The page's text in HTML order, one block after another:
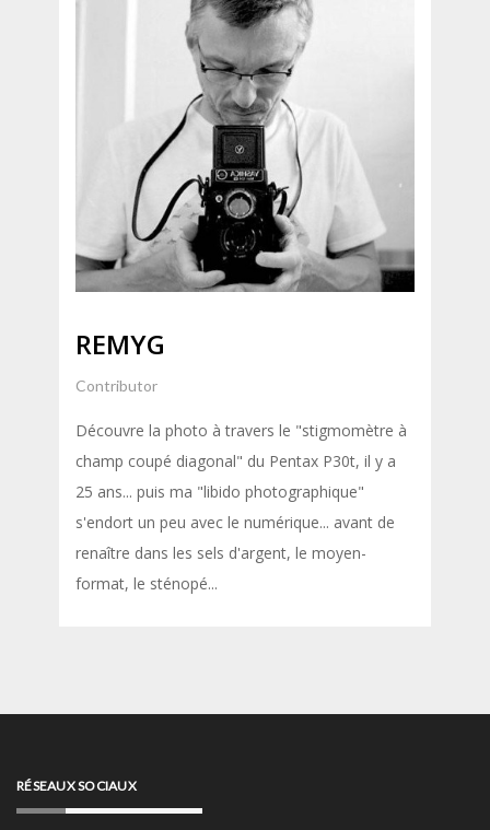
REMYG
Contributor
Découvre la photo à travers le "stigmomètre à
champ coupé diagonal" du Pentax P30t, il y a
25 ans... puis ma "libido photographique"
s'endort un peu avec le numérique... avant de
renaître dans les sels d'argent, le moyen-
format, le sténopé...
RÉSEAUX SOCIAUX